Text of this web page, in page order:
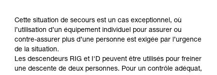
informations de la notice technique pour
pouvoir comprendre ce complément
d’informations.
Maîtriser ces techniques nécessite une
formation et un entraînement spécifique. Validez
avec un professionnel votre capacité à refaire
Cette situation de secours est un cas exceptionnel, où
l’utilisation d’un équipement individuel pour assurer ou
contre-assurer plus d’une personne est exigée par l’urgence
de la situation.
Les descendeurs RIG et I'D peuvent être utilisés pour freiner
une descente de deux personnes. Pour un contrôle adéquat,